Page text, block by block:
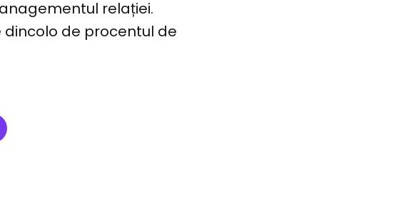
relației.
de procentul de